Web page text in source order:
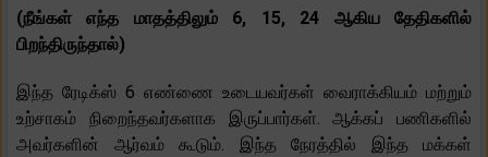
(நீங்கள் எந்த மாதத்திலும் 6, 15, 24 ஆகிய தேதிகளில்
பிறந்திருந்தால்)
இந்த ரேடிக்ஸ் 6 எண்ணை உடையவர்கள் வைராக்கியம் மற்றும்
உற்சாகம் நிறைந்தவர்களாக இருப்பார்கள். ஆக்கப் பணிகளில்
அவர்களின் ஆர்வம் கூடும். இந்த நேரத்தில் இந்த மக்கள்